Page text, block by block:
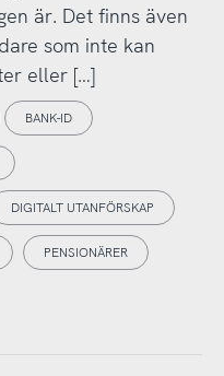
är. Det finns även
som inte kan
eller […]
BANK-ID
DIGITALT UTANFÖRSKAP
PENSIONÄRER